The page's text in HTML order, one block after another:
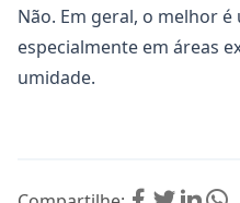
Não. Em geral, o melhor
especialmente em áreas
umidade.